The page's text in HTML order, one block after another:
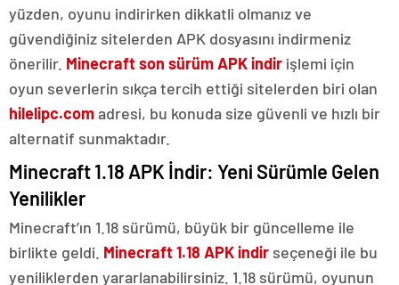
yüzden, oyunu indirirken dikkatli olmanız ve
güvendiğiniz sitelerden APK dosyasını indirmeniz
önerilir. Minecraft son sürüm APK indir işlemi için
oyun severlerin sıkça tercih ettiği sitelerden biri olan
hilelipc.comadresi, bu konuda size güvenli ve hızlı bir
alternatif sunmaktadır.
Minecraft 1.18 APK İndir: Yeni Sürümle Gelen
Yenilikler
Minecraft’ın 1.18 sürümü, büyük bir güncelleme ile
birlikte geldi. Minecraft 1.18 APK indir seçeneği ile bu
yeniliklerden yararlanabilirsiniz. 1.18 sürümü, oyunun